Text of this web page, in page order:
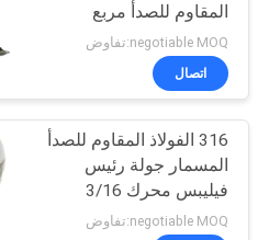
المقاوم للصدأ مربع
المقبس نوع 17
negotiable MOQ:تفاوض
اتصال
316 الفولاذ المقاوم للصدأ
المسمار جولة رئيس
فيليبس محرك 3/16
التنصت على معيار ANSI
negotiable MOQ:تفاوض